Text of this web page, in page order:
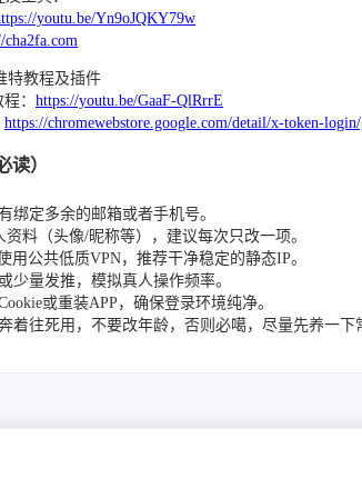
youtu.be/Yn9oJQKY79w
cha2fa.com
特教程及插件
： https://youtu.be/GaaF-QlRrrE
https://chromewebstore.google.com/detail/x-token-
）
绑定多余的邮箱或者手机号。
料（头像/昵称等），建议每次只改一项。
用公共低质VPN，推荐干净稳定的静态IP。
少量发推，模拟真人操作频率。
或重装APP，确保登录环境纯净。
着往死用，不要改年龄，否则必噶，尽量先养一下